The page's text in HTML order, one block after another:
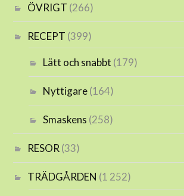
ÖVRIGT (266)
RECEPT (399)
Lätt och snabbt (179)
Nyttigare(164)
Smaskens (258)
RESOR(33)
TRÄDGÅRDEN (1 252)